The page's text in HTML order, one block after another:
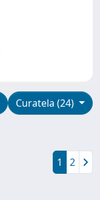
Curatela (24)
1 2